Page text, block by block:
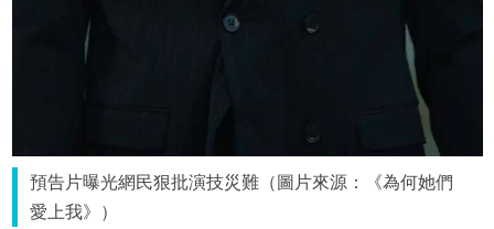
預告片曝光網民狠批演技災難（圖片來源：《為何她們
愛上我》）